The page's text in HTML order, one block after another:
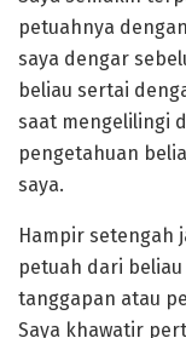
petuahnya
saya dengar
beliau sertai
saat mengelilingi
pengetahuan
saya.
Hampir setengah
petuah dari
tanggapan atau
Saya khawatir